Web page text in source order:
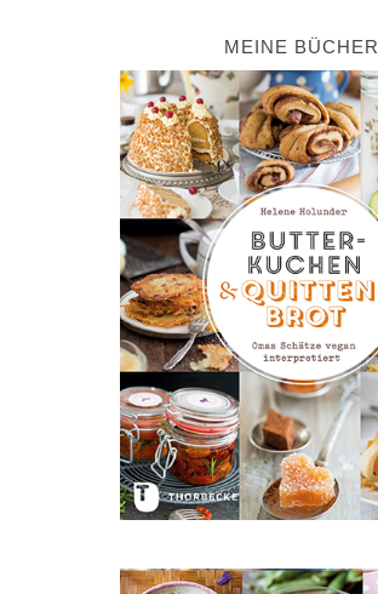
MEINE BÜCHER